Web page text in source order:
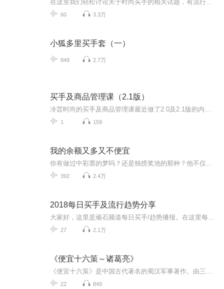
60 3.3万
小狐多里买手套（一）
849 2.7万
买手及商品管理课（2.1版）
1 159
我的余额又多又不便宜
392 2.4万
2018每日买手及流行趋势分享
27 2.1万
《便宜十六策～诸葛亮》
22 849